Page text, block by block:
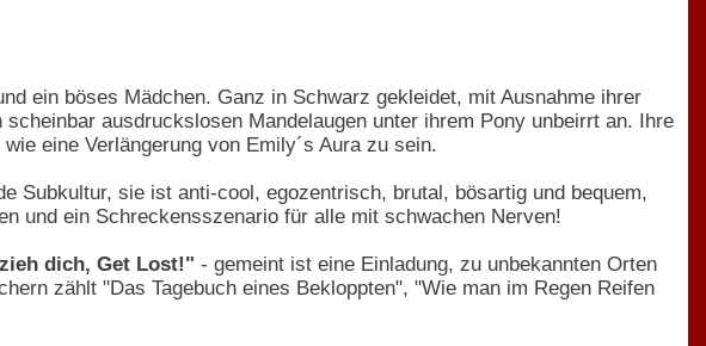
ein böses Mädchen. Ganz in Schwarz gekleidet, mit Ausnahme ihrer
ausdruckslosen Mandelaugen unter ihrem Pony unbeirrt an. Ihre
eine Verlängerung von Emily´s Aura zu sein.
Subkultur, sie ist anti-cool, egozentrisch, brutal, bösartig und bequem,
und ein Schreckensszenario für alle mit schwachen Nerven!
dich, Get Lost!" - gemeint ist eine Einladung, zu unbekannten Orten
zählt "Das Tagebuch eines Bekloppten", "Wie man im Regen Reifen